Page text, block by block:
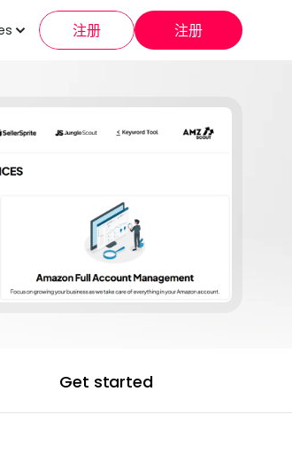
注册 注册
Get started